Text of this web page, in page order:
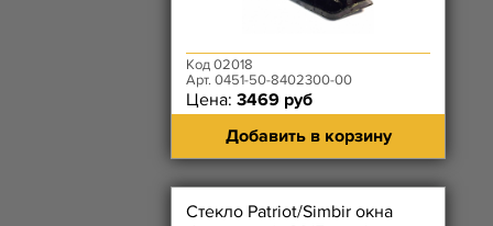
Код 02018
Арт. 0451-50-8402300-00
Цена: 3469 руб
Добавить в корзину
Стекло Patriot/Simbir окна